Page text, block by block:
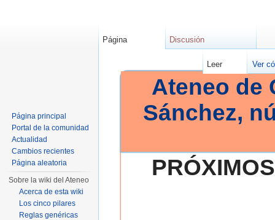
Ateneo de
Sánchez,
Página Discusión
Leer Ver
Página principal
Portal de la comunidad
Actualidad
Cambios recientes
Página aleatoria
Sobre la wiki del Ateneo
Acerca de esta wiki
Los cinco pilares
Reglas genéricas